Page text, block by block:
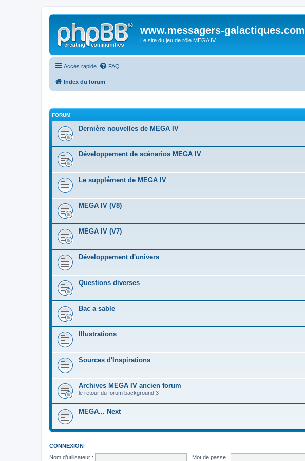
www.messagers-galactiques.com
Le site du jeu de rôle MEGA IV
Accès rapide FAQ
Index du forum
FORUM
Dernière nouvelles de MEGA IV
Développement de scénarios MEGA IV
Le supplément de MEGA IV
MEGA IV (V8)
MEGA IV (V7)
Développement d'univers
Questions diverses
Bac a sable
Illustrations
Sources d'Inspirations
Archives MEGA IV ancien forum
le retour du forum background 3
MEGA... Next
CONNEXION
Nom d’utilisateur :
Mot de passe :